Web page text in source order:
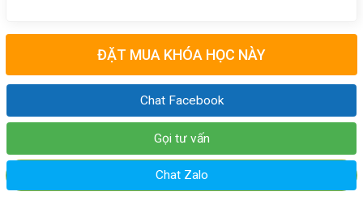
ĐẶT MUA KHÓA HỌC NÀY
Chat Facebook
Gọi tư vấn
Chat Zalo